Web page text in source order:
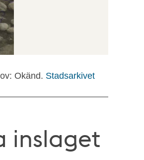
Okänd. Stadsarkivet
inslaget